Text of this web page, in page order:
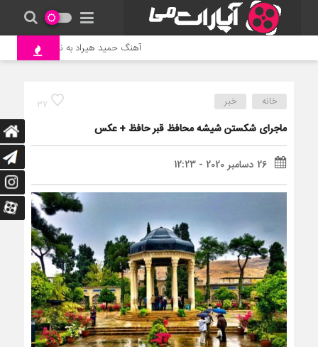
آهنگ حمید هیراد به نام وطن
37 خانه خبر
ماجرای شکستن شیشه محافظ قبر حافظ + عکس
26 دسامبر 2020 - 12:23